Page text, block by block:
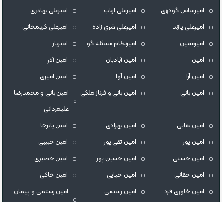
امیرعباس گودرزی
امیرعلی ارباب
امیرعلی بهادری
امیرعلی پازند
امیرعلی شری زاده
امیرعلی کریمخانی
امیرمعین
امیرنظام مسئله گو
امیریار
امین
امین آبادیان
امین آذر
امین آرا
امین آوا
امین امیری
امین بانی
امین بانی و فرناز ملکی
امین بانی و محمدرضا
علیمردانی
امین بقایی
امین بهزادی
امین پابرجا
امین پور
امین تقی پور
امین حبیبی
امین حسنی
امین حسین پور
امین حصیری
امین حقانی
امین حیایی
امین خاکی
امین خاوری فرد
امین رستمی
امین رستمی و پیمان